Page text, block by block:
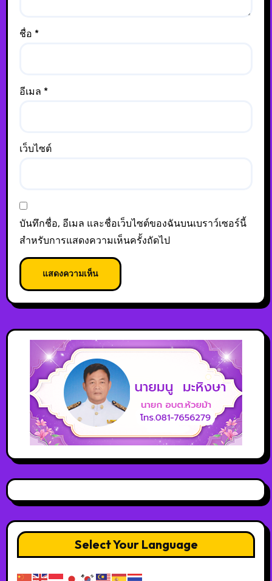
ชื่อ *
อีเมล *
เว็บไซต์
บันทึกชื่อ, อีเมล และชื่อเว็บไซต์ของฉันบนเบราว์เซอร์นี้
สำหรับการแสดงความเห็นครั้งถัดไป
Select Your Language